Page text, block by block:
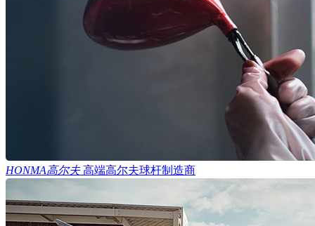
HONMA高尔夫 高端高尔夫球杆制造商